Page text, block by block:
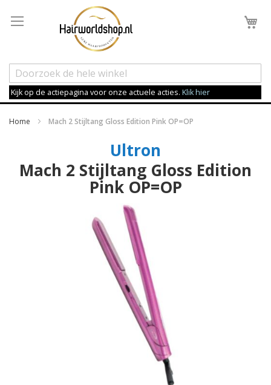
Kijk op de actiepagina voor onze actuele acties. Klik hier
Home Mach 2 Stijltang Gloss Edition Pink OP=OP
Ultron
Mach 2 Stijltang Gloss Edition
Pink OP=OP